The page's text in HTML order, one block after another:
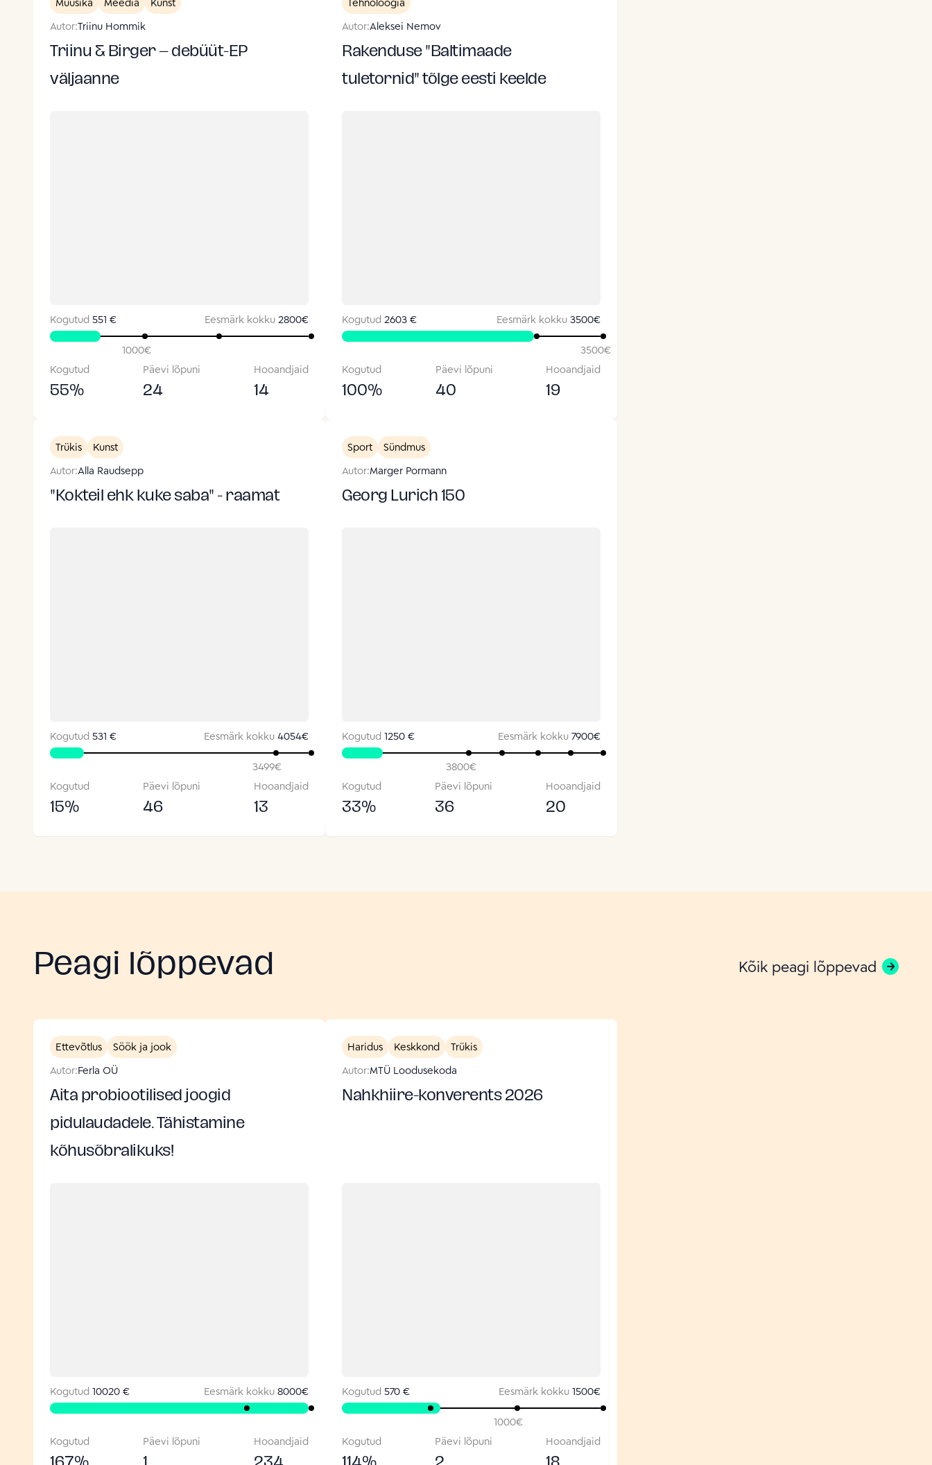
Autor:Triinu Hommik
Triinu & Birger – debüüt-EP
väljaanne
Kogutud 551 € Eesmärk kokku 2800€
1000€
Kogutud
55%
Päevi lõpuni
24
Hooandjaid
14
Autor:Aleksei Nemov
Rakenduse "Baltimaade
tuletornid" tõlge eesti keelde
Kogutud 2603 € Eesmärk kokku 3500€
3500€
Kogutud
100%
Päevi lõpuni
40
Hooandjaid
19
Trükis
Kunst
Autor:Alla Raudsepp
"Kokteil ehk kuke saba" - raamat
Kogutud 531 € Eesmärk kokku 4054€
3499€
Kogutud
15%
Päevi lõpuni
46
Hooandjaid
13
Sport
Sündmus
Autor:Marger Pormann
Georg Lurich 150
Kogutud 1250 € Eesmärk kokku 7900€
3800€
Kogutud
33%
Päevi lõpuni
36
Hooandjaid
20
Peagi lõppevad Kõik peagi lõppevad
Ettevõtlus
Söök ja jook
Autor:Ferla OÜ
Aita probiootilised joogid
pidulaudadele. Tähistamine
kõhusõbralikuks!
Kogutud 10020 € Eesmärk kokku 8000€
Kogutud Päevi lõpuni Hooandjaid
Haridus Keskkond
Trükis
Autor:MTÜ Loodusekoda
Nahkhiire-konverents 2026
Kogutud 570 € Eesmärk kokku 1500€
1000€
Kogutud
Päevi lõpuni Hooandjaid